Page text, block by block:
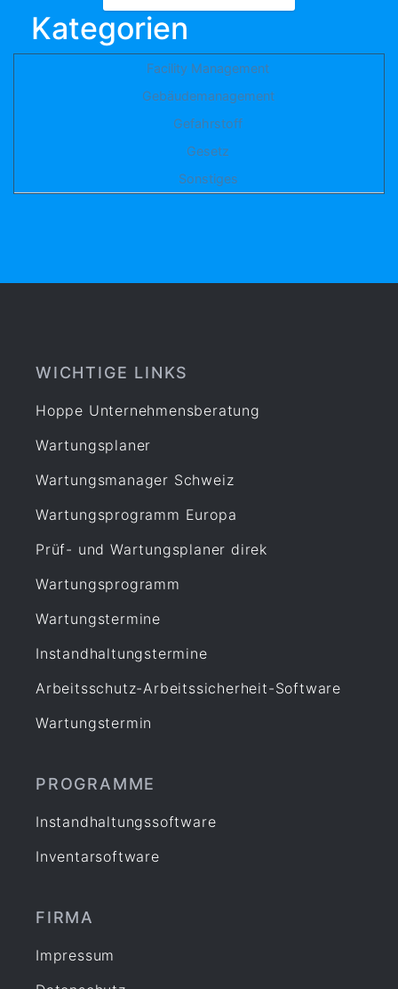
Kategorien
Facility Management
Gebäudemanagement
Gefahrstoff
Gesetz
Sonstiges
WICHTIGE LINKS
Hoppe Unternehmensberatung
Wartungsplaner
Wartungsmanager Schweiz
Wartungsprogramm Europa
Prüf- und Wartungsplaner direk
Wartungsprogramm
Wartungstermine
Instandhaltungstermine
Arbeitsschutz-Arbeitssicherheit-Software
Wartungstermin
PROGRAMME
Instandhaltungssoftware
Inventarsoftware
FIRMA
Impressum